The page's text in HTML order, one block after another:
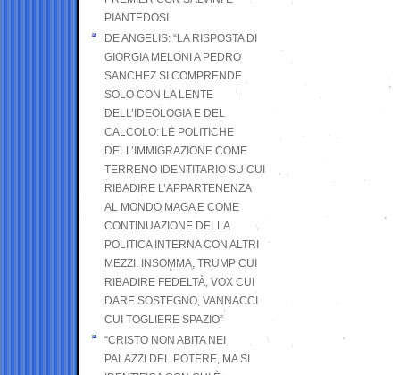
PIANTEDOSI
DE ANGELIS: “LA RISPOSTA DI
GIORGIA MELONI A PEDRO
SANCHEZ SI COMPRENDE
SOLO CON LA LENTE
DELL’IDEOLOGIA E DEL
CALCOLO: LE POLITICHE
DELL’IMMIGRAZIONE COME
TERRENO IDENTITARIO SU CUI
RIBADIRE L’APPARTENENZA
AL MONDO MAGA E COME
CONTINUAZIONE DELLA
POLITICA INTERNA CON ALTRI
MEZZI. INSOMMA, TRUMP CUI
RIBADIRE FEDELTÀ, VOX CUI
DARE SOSTEGNO, VANNACCI
CUI TOGLIERE SPAZIO”
“CRISTO NON ABITA NEI
PALAZZI DEL POTERE, MA SI